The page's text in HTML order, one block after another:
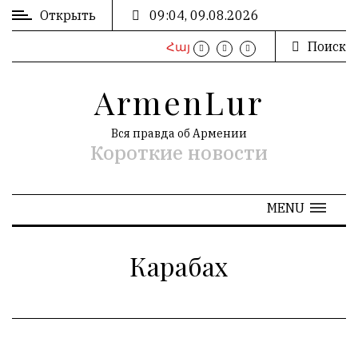
ВХОД
РЕГИСТРАЦИЯ
РЕКЛАМА
Открыть 09:04, 09.08.2026
Հայ Поиск
ArmenLur
Вся правда об Армении
Короткие новости
MENU
Карабах